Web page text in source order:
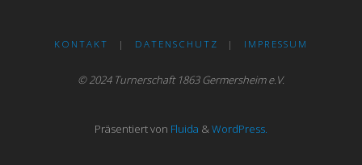
KONTAKT | DATENSCHUTZ | IMPRESSUM
© 2024 Turnerschaft 1863 Germersheim e.V.
Präsentiert von Fluida &WordPress.